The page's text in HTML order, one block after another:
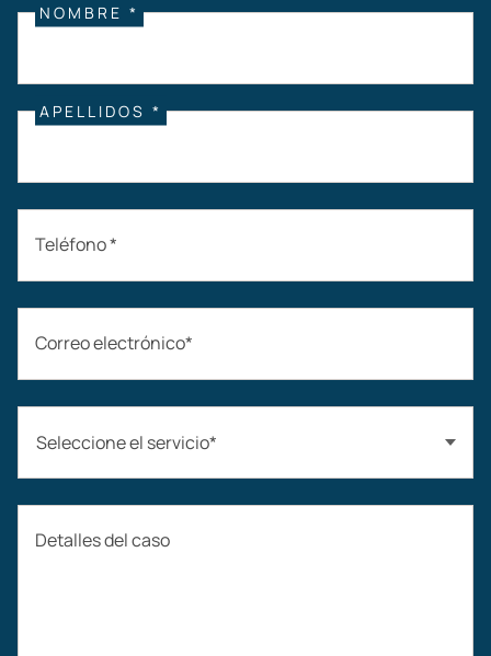
NOMBRE *
APELLIDOS *
Teléfono *
Correo electrónico*
Seleccione el servicio*
Accidentes automovilísticos
Detalles del caso